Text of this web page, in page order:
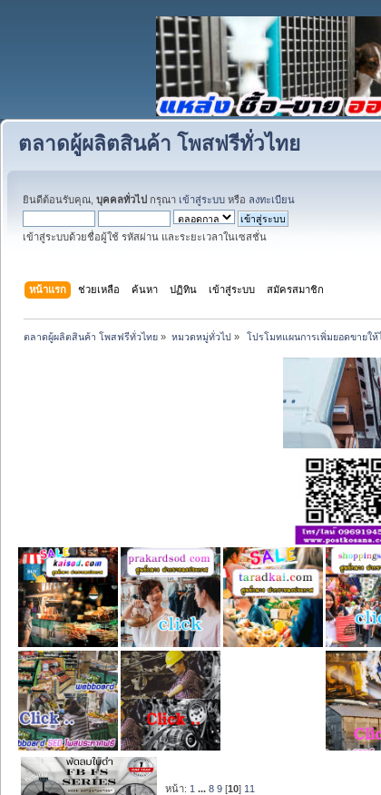
ตลาดผู้ผลิตสินค้า โพสฟรีทั่วไทย
ยินดีต้อนรับคุณ, บุคคลทั่วไป กรุณา เข้าสู่ระบบ หรือ ลงทะเบียน
เข้าสู่ระบบด้วยชื่อผู้ใช้ รหัสผ่าน และระยะเวลาในเซสชั่น
หน้าแรก ช่วยเหลือ ค้นหา ปฏิทิน เข้าสู่ระบบ สมัครสมาชิก
ตลาดผู้ผลิตสินค้า โพสฟรีทั่วไทย » หมวดหมู่ทั่วไป» โปรโมทแผนการเพิ่มยอดขายให้
หน้า: 1 ...8 9 [10] 11